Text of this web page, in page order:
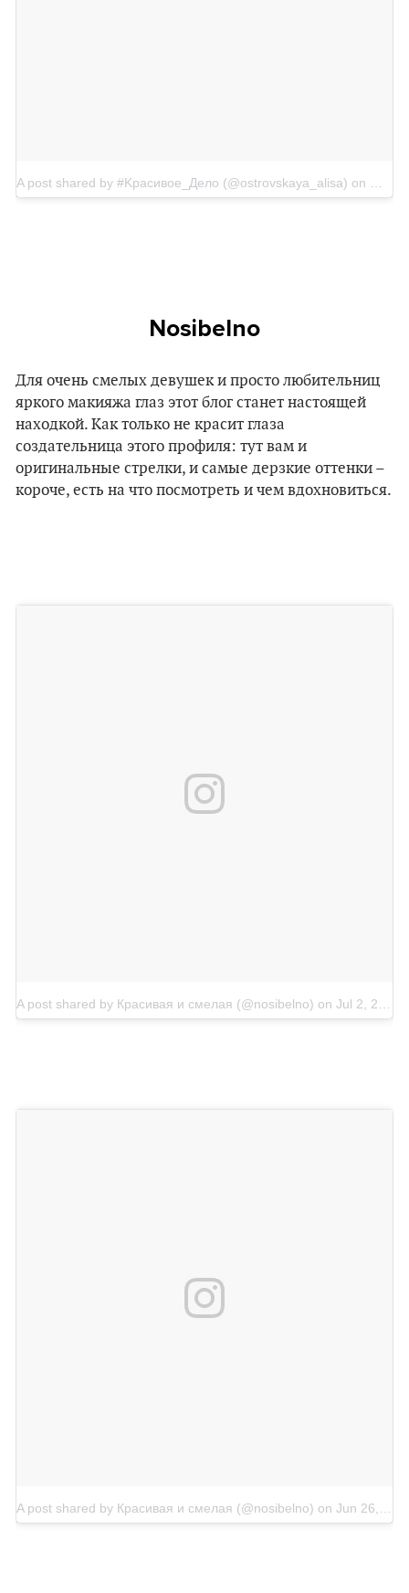
A post shared by #Kрасивое_Дело (@ostrovskaya_alisa) on
Nosibelno
Для очень смелых девушек и просто любительниц
яркого макияжа глаз этот блог станет настоящей
находкой. Как только не красит глаза
создательница этого профиля: тут вам и
оригинальные стрелки, и самые дерзкие оттенки –
короче, есть на что посмотреть и чем вдохновиться.
A post shared by Красивая и смелая (@nosibelno) on Jul 2, 2018 at 1:36pm PDT
A post shared by Красивая и смелая (@nosibelno) on Jun 26, 2018 at 2:53am PDT